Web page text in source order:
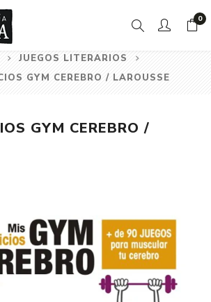
0
JUEGOS LITERARIOS
GYM CEREBRO / LAROUSSE
GYM CEREBRO /